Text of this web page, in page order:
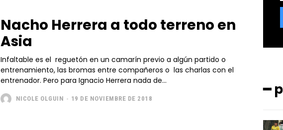
Nacho Herrera a todo terreno en
Asia
Infaltable es el reguetón en un camarín previo a algún partido o
entrenamiento, las bromas entre compañeros o las charlas con el
entrenador. Pero para Ignacio Herrera nada de...
NICOLE OLGUIN - 19 DE NOVIEMBRE DE 2018
━